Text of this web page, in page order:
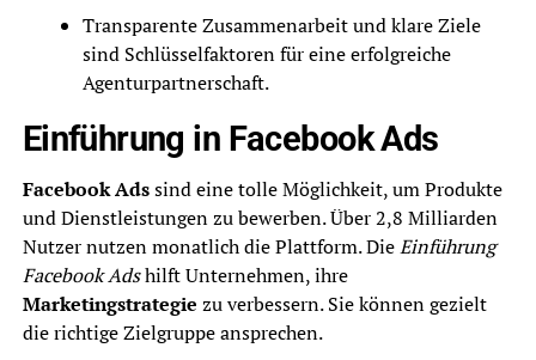
Transparente Zusammenarbeit und klare Ziele
sind Schlüsselfaktoren für eine erfolgreiche
Agenturpartnerschaft.
Einführung in Facebook Ads
Facebook Adssind eine tolle Möglichkeit, um Produkte
und Dienstleistungen zu bewerben. Über 2,8 Milliarden
Nutzer nutzen monatlich die Plattform. DieEinführung
Facebook Adshilft Unternehmen, ihre
Marketingstrategie zu verbessern. Sie können gezielt
die richtige Zielgruppe ansprechen.